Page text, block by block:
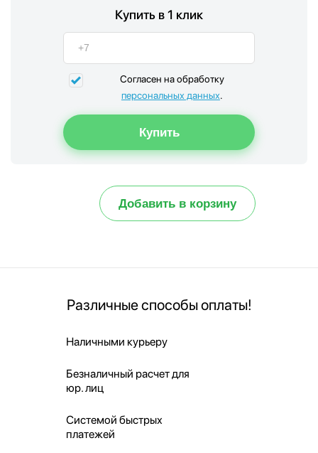
Купить в 1 клик
Согласен на обработку
персональных данных.
Добавить в корзину
Различные способы оплаты!
Наличными курьеру
Безналичный расчет для
юр. лиц
Системой быстрых
платежей